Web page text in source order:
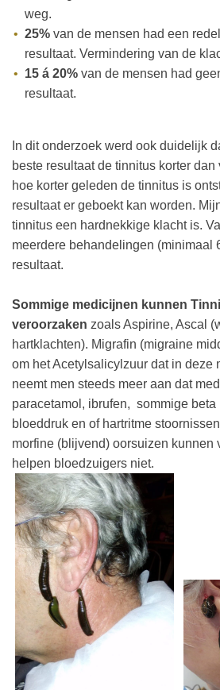
weg.
25%van de mensen had een
resultaat. Vermindering van de
15 á 20%van de mensen had
resultaat.
In dit onderzoek werd ook duidelijk
beste resultaat de tinnitus korter
hoe korter geleden de tinnitus is
resultaat er geboekt kan worden.
tinnitus een hardnekkige klacht is.
meerdere behandelingen (minimaal
resultaat.
Sommige medicijnen kunnen
veroorzaken zoals Aspirine, Ascal
hartklachten). Migrafin (migraine
om het Acetylsalicylzuur dat in deze
neemt men steeds meer aan dat
paracetamol, ibrufen, sommige
bloeddruk en of hartritme
morfine (blijvend) oorsuizen kunnen
helpen bloedzuigers niet.